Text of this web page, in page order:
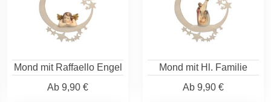
Mond mit Raffaello Engel
Ab 9,90 €
Mond mit Hl. Familie
Ab 9,90 €